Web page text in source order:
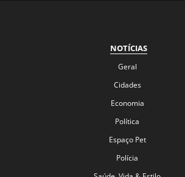
NOTÍCIAS
Geral
Cidades
Economia
Política
Espaço Pet
Polícia